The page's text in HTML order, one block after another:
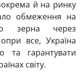
й на ринку
обмеження на
зерна через
все, Україна
та гарантувати
світу.